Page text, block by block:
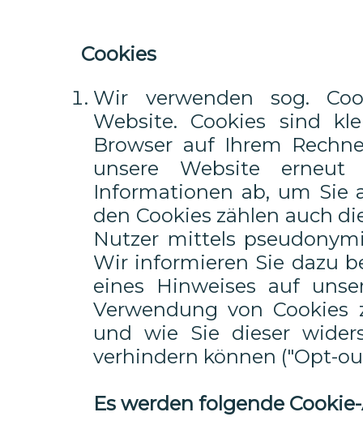
Cookies
Wir verwenden sog.
Website. Cookies sind
Browser auf Ihrem
unsere Website erneut
Informationen ab, um Sie
den Cookies zählen auch
Nutzer mittels
Wir informieren Sie dazu
eines Hinweises auf
Verwendung von
und wie Sie dieser
verhindern können ("Opt-
Es werden folgende